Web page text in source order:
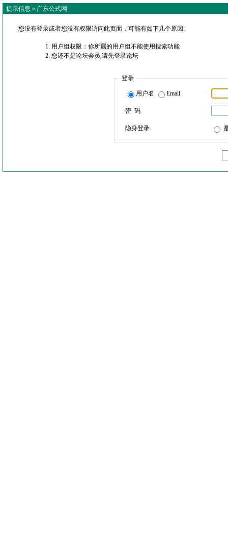
提示信息 » 广东公式网
您没有登录或者您没有权限访问此页面，可能有如下几个原因:
用户组权限：你所属的用户组不能使用搜索功能
您还不是论坛会员,请先登录论坛
登录
用户名 Email
密 码
隐身登录